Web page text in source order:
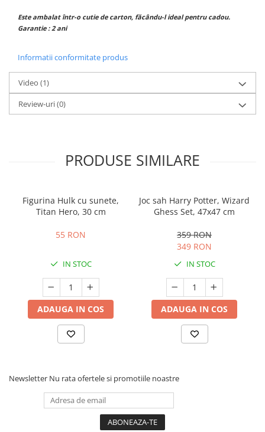
Este ambalat într-o cutie de carton, făcându-l ideal pentru cadou.
Garantie : 2 ani
Informatii conformitate produs
Video (1)
Review-uri(0)
PRODUSE SIMILARE
Figurina Hulk cu sunete,
Titan Hero, 30 cm
55 RON
IN STOC
ADAUGA IN COS
Joc sah Harry Potter, Wizard
Ghess Set, 47x47 cm
359 RON
349 RON
IN STOC
ADAUGA IN COS
Newsletter Nu rata ofertele si promotiile noastre